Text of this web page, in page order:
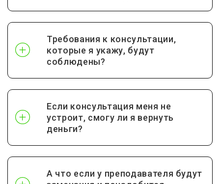
Требования к консультации,
которые я укажу, будут
соблюдены?
Если консультация меня не
устроит, смогу ли я вернуть
деньги?
А что если у преподавателя будут